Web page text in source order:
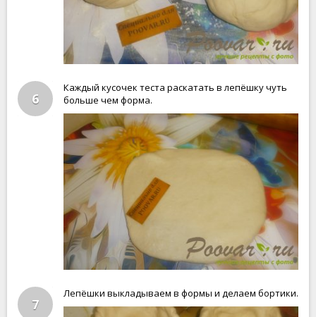
6
Каждый кусочек теста раскатать в лепёшку чуть
больше чем форма.
7
Лепёшки выкладываем в формы и делаем бортики.